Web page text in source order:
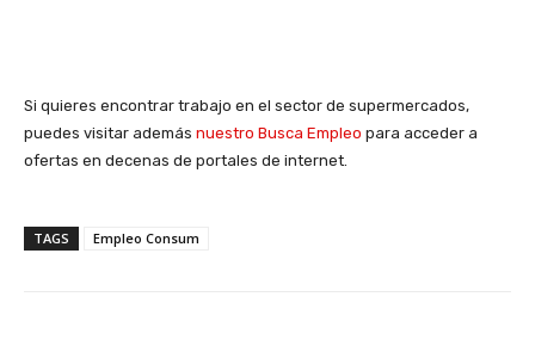
Si quieres encontrar trabajo en el sector de supermercados,
puedes visitar además nuestro Busca Empleo para acceder a
ofertas en decenas de portales de internet.
TAGS Empleo Consum